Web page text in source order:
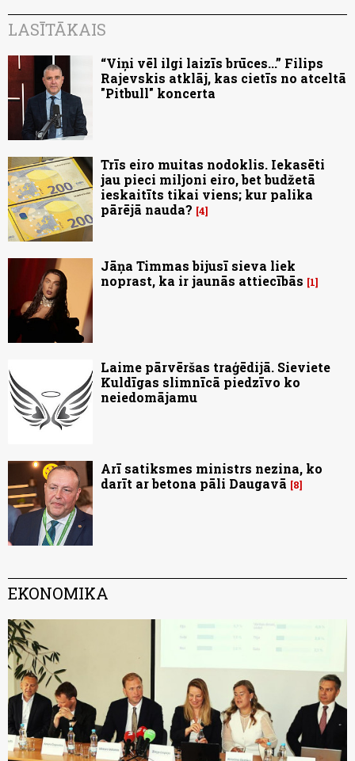
LASĪTĀKAIS
“Viņi vēl ilgi laizīs brūces...” Filips
Rajevskis atklāj, kas cietīs no atceltā
"Pitbull" koncerta
Trīs eiro muitas nodoklis. Iekasēti
jau pieci miljoni eiro, bet budžetā
ieskaitīts tikai viens; kur palika
pārējā nauda? 4
Jāņa Timmas bijusī sieva liek
noprast, ka ir jaunās attiecībās
1
Laime pārvēršas traģēdijā. Sieviete
Kuldīgas slimnīcā piedzīvo ko
neiedomājamu
Arī satiksmes ministrs nezina, ko
darīt ar betona pāli Daugavā
8
EKONOMIKA